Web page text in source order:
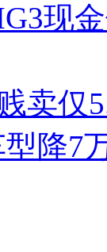
现
卖仅
降7